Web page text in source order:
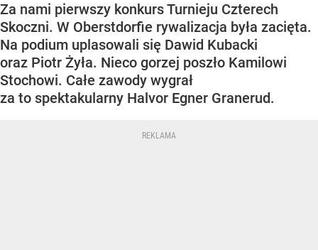
Za nami pierwszy konkurs Turnieju Czterech
Skoczni. W Oberstdorfie rywalizacja była zacięta.
Na podium uplasowali się Dawid Kubacki
oraz Piotr Żyła. Nieco gorzej poszło Kamilowi
Stochowi. Całe zawody wygrał
za to spektakularny Halvor Egner Granerud.